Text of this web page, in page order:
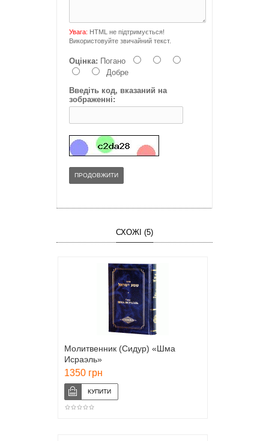
Увага: HTML не підтримується!
Використовуйте звичайний текст.
Оцінка: Погано
Добре
Введіть код, вказаний на
зображенні:
ПРОДОВЖИТИ
СХОЖІ (5)
Молитвенник (Сидур) «Шма
Исраэль»
1350 грн